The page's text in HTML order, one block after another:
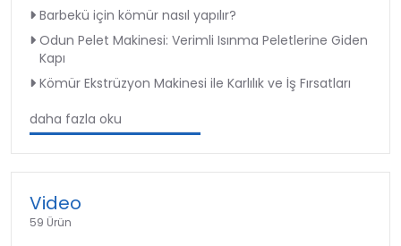
Barbekü için kömür nasıl yapılır?
Odun Pelet Makinesi: Verimli Isınma Peletlerine Giden
Kapı
Kömür Ekstrüzyon Makinesi ile Karlılık ve İş Fırsatları
daha fazla oku
Video
59 Ürün